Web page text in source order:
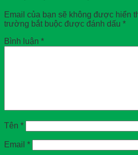
Email của bạn sẽ không được hiển
trường bắt buộc được đánh dấu *
Bình luận *
Tên *
Email *